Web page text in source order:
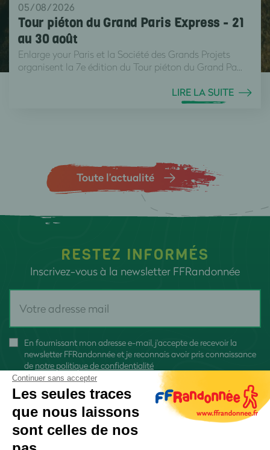
05/08/2026
Tour piéton du Grand Paris Express - 21
au 30 août
Enlarge your Paris et la Société des Grands Projets
organisent la 7e édition du Tour piéton du Grand Pa...
LIRE LA SUITE
Toute l’actualité
RESTEZ INFORMÉS
Inscrivez-vous à la newsletter FFRandonnée
En fournissant mon adresse e-mail, j'accepte de recevoir la
newsletter FFRandonnée et je reconnais avoir pris connaissance
de notre politique de confidentialité
Continuer sans accepter
Les seules traces
que nous laissons
sont celles de nos